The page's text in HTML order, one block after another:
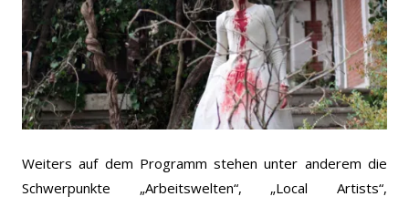
Weiters auf dem Programm stehen unter anderem die
Schwerpunkte „Arbeitswelten“, „Local Artists“,